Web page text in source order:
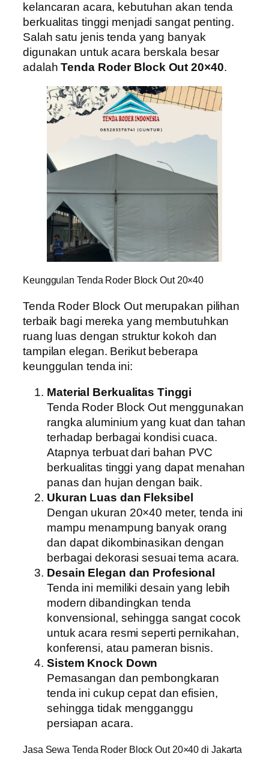
kelancaran acara, kebutuhan akan tenda
berkualitas tinggi menjadi sangat penting.
Salah satu jenis tenda yang banyak
digunakan untuk acara berskala besar
adalahTenda Roder Block Out 20×40.
Keunggulan Tenda Roder Block Out 20×40
Tenda Roder Block Out merupakan pilihan
terbaik bagi mereka yang membutuhkan
ruang luas dengan struktur kokoh dan
tampilan elegan. Berikut beberapa
keunggulan tenda ini:
Material Berkualitas Tinggi
Tenda Roder Block Out menggunakan
rangka aluminium yang kuat dan tahan
terhadap berbagai kondisi cuaca.
Atapnya terbuat dari bahan PVC
berkualitas tinggi yang dapat menahan
panas dan hujan dengan baik.
Ukuran Luas dan Fleksibel
Dengan ukuran 20×40 meter, tenda ini
mampu menampung banyak orang
dan dapat dikombinasikan dengan
berbagai dekorasi sesuai tema acara.
Desain Elegan dan Profesional
Tenda ini memiliki desain yang lebih
modern dibandingkan tenda
konvensional, sehingga sangat cocok
untuk acara resmi seperti pernikahan,
konferensi, atau pameran bisnis.
Sistem Knock Down
Pemasangan dan pembongkaran
tenda ini cukup cepat dan efisien,
sehingga tidak mengganggu
persiapan acara.
Jasa Sewa Tenda Roder Block Out 20×40 di Jakarta